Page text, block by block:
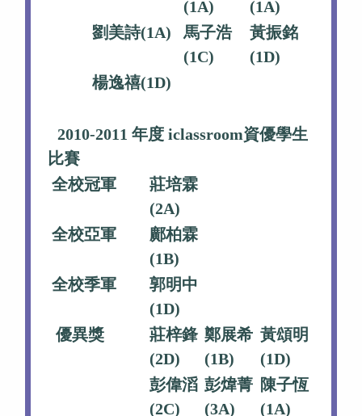
(1A)
(1A)
劉美詩(1A)
馬子浩
(1C)
黃振銘
(1D)
楊逸禧(1D)
2010-2011 年度 iclassroom資優學生
比賽
全校冠軍
莊培霖
(2A)
全校亞軍
鄺柏霖
(1B)
全校季軍
郭明中
(1D)
優異獎
莊梓鋒
(2D)
鄭展希
(1B)
黃頌明
(1D)
彭偉滔
(2C)
彭煒菁
(3A)
陳子恆
(1A)